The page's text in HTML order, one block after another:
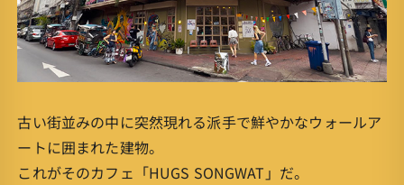
古い街並みの中に突然現れる派手で鮮やかなウォールア
ートに囲まれた建物。
これがそのカフェ「HUGS SONGWAT」だ。